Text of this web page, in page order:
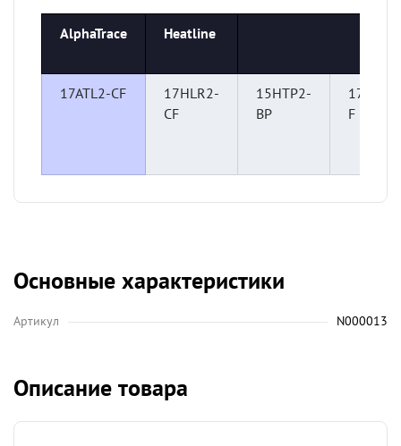
AlphaTrace Heatline
17ATL2-CF
17HLR2-
CF
15HTP2-
BP
17VR2-
F
Основные характеристики
Артикул N000013
Описание товара